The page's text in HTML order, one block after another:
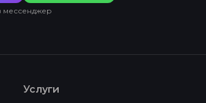
мессенджер
Услуги